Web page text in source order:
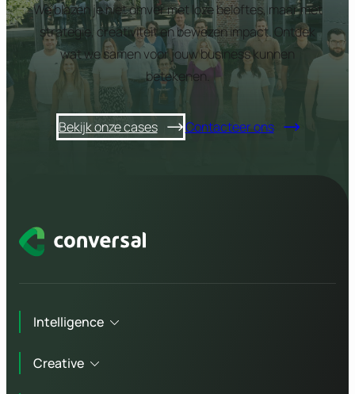
We blazen je niet omver met loze beloftes, maar met
strategie, creativiteit en bewezen impact. Ontdek
wat we samen voor jouw business kunnen
betekenen.
Bekijk onze cases Contacteer ons
Intelligence
Technisch advies
Creative